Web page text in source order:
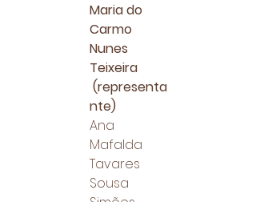
Maria do
Carmo
Nunes
Teixeira
(representa
nte)
Ana
Mafalda
Tavares
Sousa